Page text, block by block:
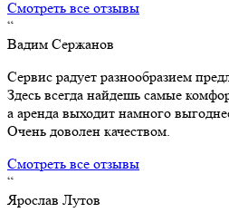
Смотреть все отзывы
“
Вадим Сержанов
Сервис радует разнообразием
Здесь всегда найдешь самые
а аренда выходит намного
Очень доволен качеством.
Смотреть все отзывы
“
Ярослав Лутов